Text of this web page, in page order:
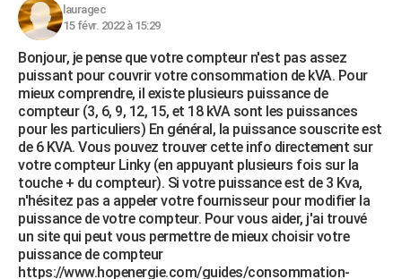
lauragec
15 févr. 2022 à 15:29
Bonjour, je pense que votre compteur n'est pas assez
puissant pour couvrir votre consommation de kVA. Pour
mieux comprendre, il existe plusieurs puissance de
compteur (3, 6, 9, 12, 15, et 18 kVA sont les puissances
pour les particuliers) En général, la puissance souscrite est
de 6 KVA. Vous pouvez trouver cette info directement sur
votre compteur Linky (en appuyant plusieurs fois sur la
touche + du compteur). Si votre puissance est de 3 Kva,
n'hésitez pas a appeler votre fournisseur pour modifier la
puissance de votre compteur. Pour vous aider, j'ai trouvé
un site qui peut vous permettre de mieux choisir votre
puissance de compteur
https://www.hopenergie.com/guides/consommation-